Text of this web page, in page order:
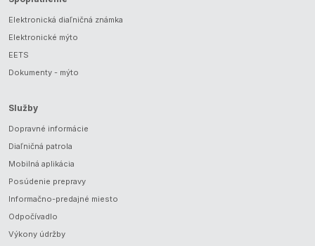
Elektronická diaľničná známka
Elektronické mýto
EETS
Dokumenty - mýto
Služby
Dopravné informácie
Diaľničná patrola
Mobilná aplikácia
Posúdenie prepravy
Informačno-predajné miesto
Odpočívadlo
Výkony údržby